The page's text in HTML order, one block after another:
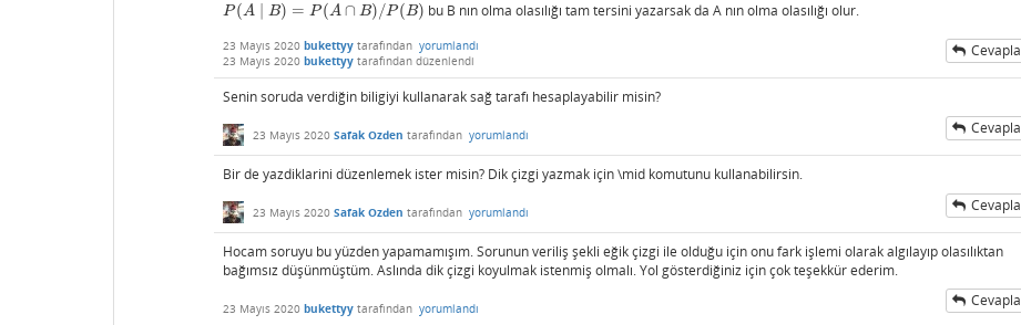
P(A B) = P(A ∩ B)/P(B)
P(A∣B =P(A ∩B)/P(B) bu B nın olma olasılığı tam tersini yazarsak da A nın olma olasılığı olur.
23 Mayıs 2020 bukettyy tarafından yorumlandı
23 Mayıs 2020 bukettyy tarafından düzenlendi
Cevapla
Senin soruda verdiğin biligiyi kullanarak sağ tarafı hesaplayabilir misin?
23 Mayıs 2020 Safak Ozden tarafından yorumlandı Cevapla
Bir de yazdiklarini düzenlemek ister misin? Dik çizgi yazmak için \mid komutunu kullanabilirsin.
23 Mayıs 2020 Safak Ozden tarafından yorumlandı Cevapla
Hocam soruyu bu yüzden yapamamışım. Sorunun veriliş şekli eğik çizgi ile olduğu için onu fark işlemi olarak algılayıp olasılıktan
bağımsız düşünmüştüm. Aslında dik çizgi koyulmak istenmiş olmalı. Yol gösterdiğiniz için çok teşekkür ederim.
23 Mayıs 2020 bukettyy tarafından yorumlandı Cevapla